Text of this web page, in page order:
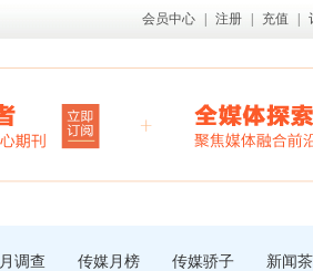
会员中心 注册 充值
调查 传媒月榜 传媒骄子 新闻